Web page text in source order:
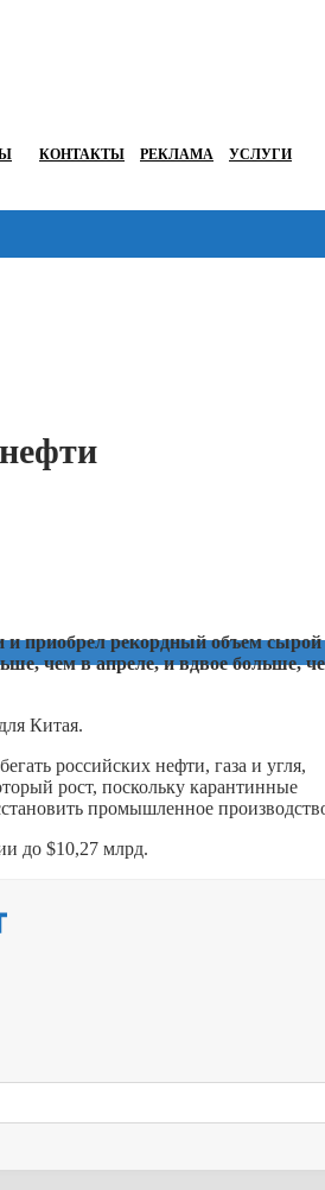
КОНТАКТЫ РЕКЛАМА УСЛУГИ
и приобрел рекордный объем сырой
чем в апреле, и вдвое больше,
Китая.
российских нефти, газа и угля,
рост, поскольку карантинные
промышленное
до $10,27 млрд.